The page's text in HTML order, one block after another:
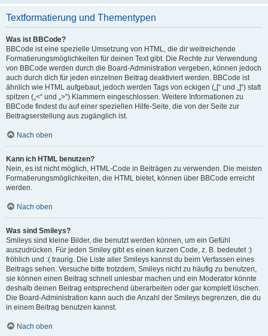
Textformatierung und Thementypen
Was ist BBCode?
BBCode ist eine spezielle Umsetzung von HTML, die dir weitreichende
Formatierungsmöglichkeiten für deinen Text gibt. Die Rechte zur Verwendung
von BBCode werden durch die Board-Administration vergeben, können jedoch
auch durch dich für jeden einzelnen Beitrag deaktiviert werden. BBCode ist
ähnlich wie HTML aufgebaut, jedoch werden Tags von eckigen („[“ und „]“) statt
spitzen („<“ und „>“) Klammern eingeschlossen. Weitere Informationen zu
BBCode findest du auf einer speziellen Hilfe-Seite, die von der Seite zur
Beitragserstellung aus zugänglich ist.
Nach oben
Kann ich HTML benutzen?
Nein, es ist nicht möglich, HTML-Code in Beiträgen zu verwenden. Die meisten
Formatierungsmöglichkeiten, die HTML bietet, können über BBCode erreicht
werden.
Nach oben
Was sind Smileys?
Smileys sind kleine Bilder, die benutzt werden können, um ein Gefühl
auszudrücken. Für jeden Smiley gibt es einen kurzen Code, z. B. bedeutet :)
fröhlich und :( traurig. Die Liste aller Smileys kannst du beim Verfassen eines
Beitrags sehen. Versuche bitte trotzdem, Smileys nicht zu häufig zu benutzen,
sie können einen Beitrag schnell unlesbar machen und ein Moderator könnte
deshalb deinen Beitrag entsprechend überarbeiten oder gar komplett löschen.
Die Board-Administration kann auch die Anzahl der Smileys begrenzen, die du
in einem Beitrag benutzen kannst.
Nach oben